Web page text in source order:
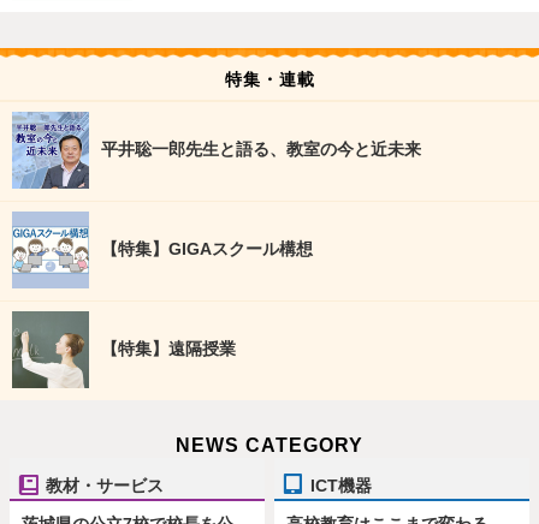
特集・連載
平井聡一郎先生と語る、教室の今と近未来
【特集】GIGAスクール構想
【特集】遠隔授業
NEWS CATEGORY
教材・サービス ICT機器